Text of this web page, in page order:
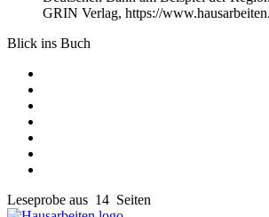
GRIN Verlag, https://
Blick ins Buch
Leseprobe aus 14 Seiten